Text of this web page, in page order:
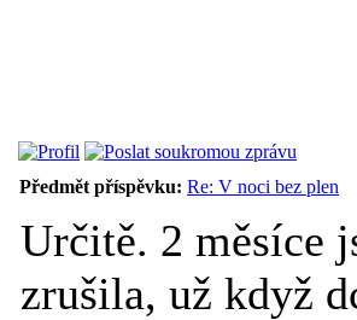
Předmět příspěvku: Re: V noci bez plen
Určitě. 2 měsíce
zrušila, už když